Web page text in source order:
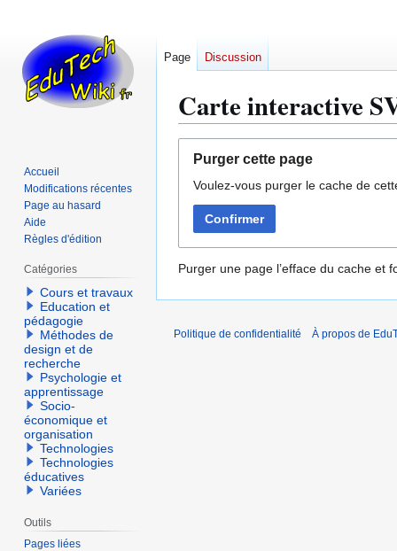
Carte interactive
navigation
recherche
Purger cette page
Voulez-vous purger le cache de
Confirmer
Purger une page l’efface du cache et
Page Discussion
Accueil
Modifications récentes
Page au hasard
Aide
Règles d'édition
Catégories
Cours et travaux
Education et
pédagogie
Méthodes de
design et de
recherche
Psychologie et
apprentissage
Socio-
économique et
organisation
Technologies
Technologies
éducatives
Variées
Outils
Pages liées
Politique de confidentialité À propos de